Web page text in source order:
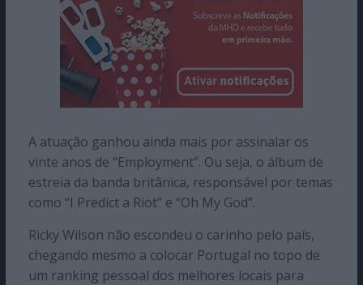
A atuação ganhou ainda mais por assinalar os
vinte anos de “Employment”. Ou seja, o álbum de
estreia da banda britânica, responsável por temas
como “I Predict a Riot” e “Oh My God”.
Ricky Wilson não escondeu o carinho pelo país,
chegando mesmo a colocar Portugal no topo de
um ranking pessoal dos melhores locais para